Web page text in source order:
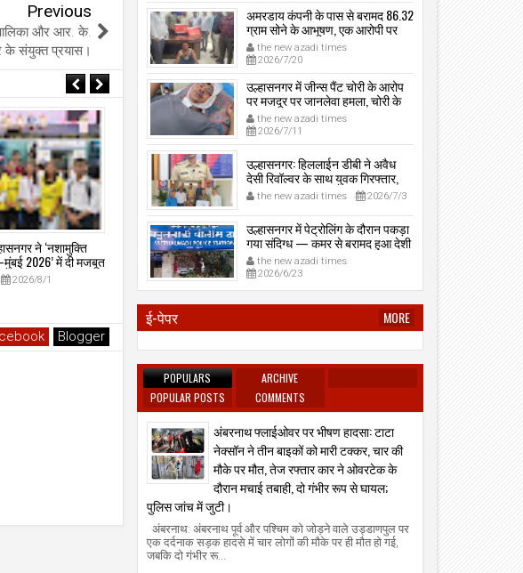
Previous
और आर. के.
के संयुक्त प्रयास।
ने ‘नशामुक्ति
2026’ में दी मजबूत
की मौजूदगी में
आयोजित शपथ ग्रहण
फैलाया।
2026/8/1
Aug
2026
उल्हासनगर म्यूनिसिपल कमिश्नर मनिषा आव्हाळे ने
स्कूल नं. 24 का "घे भरारी" कार्यक्रम का निरीक्षण
the new azadi times 2026/8/1
06 Aug
उल्हासनगर: सिंधू युथ सर्कल — एमएम जिम
खिलाडियों ने जिला व राज्य स्तर पर दबदबा
Blogger
अमरडाय कंपनी के पास से बरामद 86.32
ग्राम सोने के आभूषण, एक आरोपी पर
मामला दर्ज, उल्हासनगर-भायखळा पुलिस
ने घरफोड़ियों के संबंध में एक आरोपी से
महत्वपूर्ण पूछताछ के बाद आरोपी के साथी
के ठिकाने से 10,90,261 रुपये मूल्य के
सोने के आभूषण बरामद किए।
the new azadi times
2026/7/20
उल्हासनगर में जीन्स पैंट चोरी के आरोप
पर मजदूर पर जानलेवा हमला, चोरी के
संदेह में किडनैप कर कराई पिटाई, मजदूर
गंभीर रूप से जख्मी।
the new azadi times
2026/7/11
उल्हासनगर: हिललाईन डीबी ने अवैध
देसी रिवॉल्वर के साथ युवक गिरफ्तार,
प्रेमनगर टेकडी से देसी रिवॉल्वर व
काडतूस जप्त, इलीगल हथियार साथ
पकड़ा गया युवक एक दिन की पोलीस
कोठडी में।
the new azadi times 2026/7/3
उल्हासनगर में पेट्रोलिंग के दौरान पकड़ा
गया संदिग्ध — कमर से बरामद हुआ देशी
रिवॉल्वर।
the new azadi times
2026/6/23
ई-पेपर MORE
POPULARS
ARCHIVE
POPULAR POSTS
COMMENTS
अंबरनाथ फ्लाईओवर पर भीषण हादसा: टाटा
नेक्सॉन ने तीन बाइकों को मारी टक्कर, चार की
मौके पर मौत, तेज रफ्तार कार ने ओवरटेक के
दौरान मचाई तबाही, दो गंभीर रूप से घायल;
पुलिस जांच में जुटी।
अंबरनाथ: अंबरनाथ पूर्व और पश्चिम को जोड़ने वाले उड्डाणपुल पर
एक दर्दनाक सड़क हादसे में चार लोगों की मौके पर ही मौत हो गई,
जबकि दो गंभीर रू...